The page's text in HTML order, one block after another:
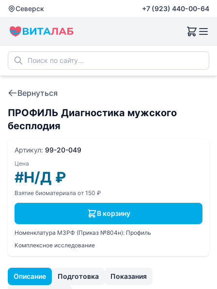
Северск +7 (923) 440-00-64
Вернуться
ПРОФИЛЬ Диагностика мужского
бесплодия
Описание Подготовка Показания
Артикул: 99-20-049
Цена
#Н/Д ₽
Взятие биоматериала от 150 ₽
В корзину
Номенклатура МЗРФ (Приказ №804н): Профиль
Комплексное исследование